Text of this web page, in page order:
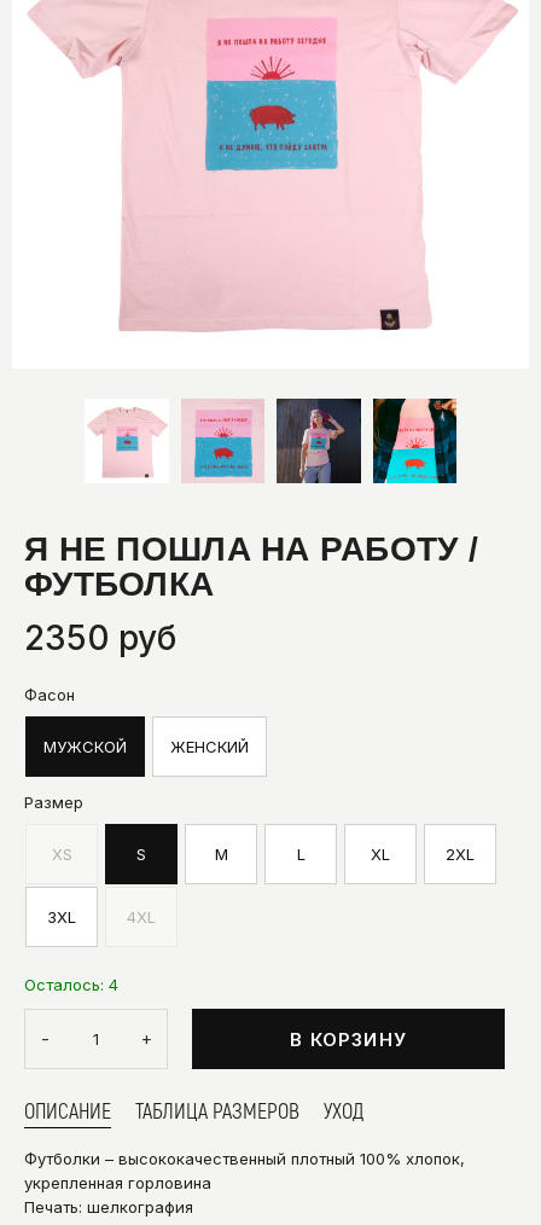
Я НЕ ПОШЛА НА РАБОТУ /
ФУТБОЛКА
2350 руб
Фасон
МУЖСКОЙ ЖЕНСКИЙ
Размер
XS S M L XL 2XL
3XL 4XL
Осталось: 4
- + В КОРЗИНУ
ОПИСАНИЕ
Футболки – высококачественный плотный 100% хлопок,
укрепленная горловина
Печать: шелкография
ТАБЛИЦА РАЗМЕРОВ УХОД